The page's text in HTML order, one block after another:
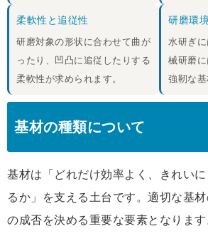
柔軟性と追従性
研磨対象の形状に合わせて曲が
ったり、凹凸に追従したりする
柔軟性が求められます。
研磨環
水研ぎ
械研磨
強靭な基
基材の種類について
基材は「どれだけ効率よく、きれい
るか」を支える土台です。適切な基
の成否を決める重要な要素となります